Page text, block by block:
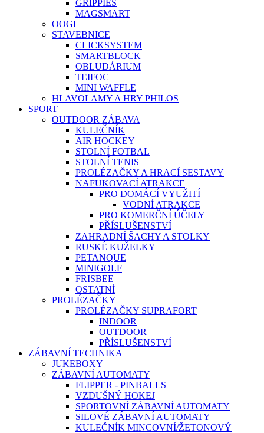
GRIPPIES
MAGSMART
OOGI
STAVEBNICE
CLICKSYSTEM
SMARTBLOCK
OBLUDÁRIUM
TEIFOC
MINI WAFFLE
HLAVOLAMY A HRY PHILOS
SPORT
OUTDOOR ZÁBAVA
KULEČNÍK
AIR HOCKEY
STOLNÍ FOTBAL
STOLNÍ TENIS
PROLÉZAČKY A HRACÍ SESTAVY
NAFUKOVACÍ ATRAKCE
PRO DOMÁCÍ VYUŽITÍ
VODNÍ ATRAKCE
PRO KOMERČNÍ ÚČELY
PŘÍSLUŠENSTVÍ
ZAHRADNÍ ŠACHY A STOLKY
RUSKÉ KUŽELKY
PETANQUE
MINIGOLF
FRISBEE
OSTATNÍ
PROLÉZAČKY
PROLÉZAČKY SUPRAFORT
INDOOR
OUTDOOR
PŘÍSLUŠENSTVÍ
ZÁBAVNÍ TECHNIKA
JUKEBOXY
ZÁBAVNÍ AUTOMATY
FLIPPER - PINBALLS
VZDUŠNÝ HOKEJ
SPORTOVNÍ ZÁBAVNÍ AUTOMATY
SILOVÉ ZÁBAVNÍ AUTOMATY
KULEČNÍK MINCOVNÍ/ŽETONOVÝ